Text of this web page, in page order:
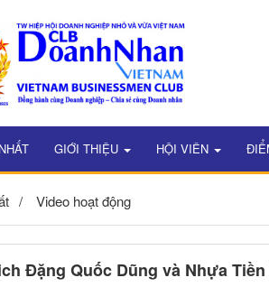
GIỚI THIỆU HỘI VIÊN
Video hoạt động
Đặng Quốc Dũng và Nhựa